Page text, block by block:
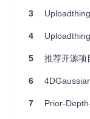
项目特点
层级解析策略
高度可定制性
轻松调整以
的健壮性和易
3 Uploadthing
4 Uploadthing
5 推荐开源项目：Coarse
6
7 Prior-